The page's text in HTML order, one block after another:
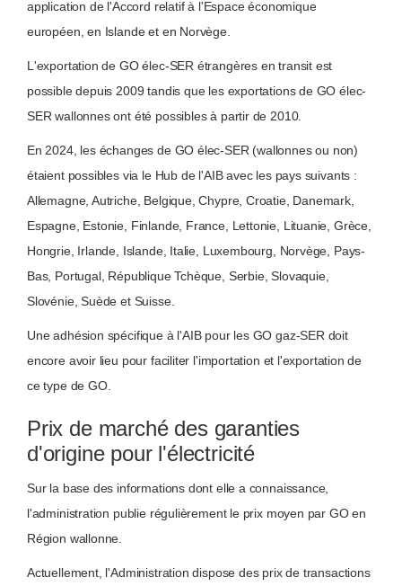
application de l'Accord relatif à l'Espace économique
européen, en Islande et en Norvège.
L'exportation de GO élec-SER étrangères en transit est
possible depuis 2009 tandis que les exportations de GO élec-
SER wallonnes ont été possibles à partir de 2010.
En 2024, les échanges de GO élec-SER (wallonnes ou non)
étaient possibles via le Hub de l'AIB avec les pays suivants :
Allemagne, Autriche, Belgique, Chypre, Croatie, Danemark,
Espagne, Estonie, Finlande, France, Lettonie, Lituanie, Grèce,
Hongrie, Irlande, Islande, Italie, Luxembourg, Norvège, Pays-
Bas, Portugal, République Tchèque, Serbie, Slovaquie,
Slovénie, Suède et Suisse.
Une adhésion spécifique à l'AIB pour les GO gaz-SER doit
encore avoir lieu pour faciliter l'importation et l'exportation de
ce type de GO.
Prix de marché des garanties
d'origine pour l'électricité
Sur la base des informations dont elle a connaissance,
l'administration publie régulièrement le prix moyen par GO en
Région wallonne.
Actuellement, l'Administration dispose des prix de transactions